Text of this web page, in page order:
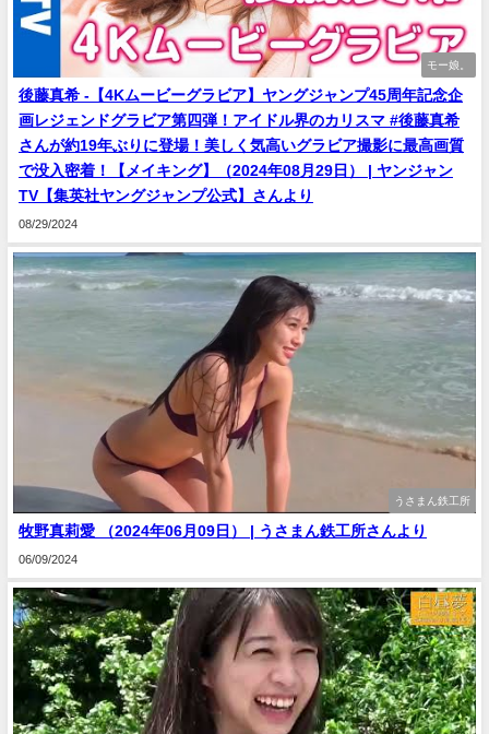
モー娘。
後藤真希 -【4Kムービーグラビア】ヤングジャンプ45周年記念企
画レジェンドグラビア第四弾！アイドル界のカリスマ #後藤真希
さんが約19年ぶりに登場！美しく気高いグラビア撮影に最高画質
で没入密着！【メイキング】（2024年08月29日） | ヤンジャン
TV【集英社ヤングジャンプ公式】さんより
08/29/2024
うさまん鉄工所
牧野真莉愛 （2024年06月09日） | うさまん鉄工所さんより
06/09/2024